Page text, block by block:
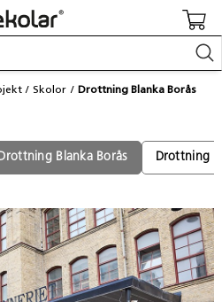
Skolor Drottning Blanka Borås
Blanka Borås Drottning